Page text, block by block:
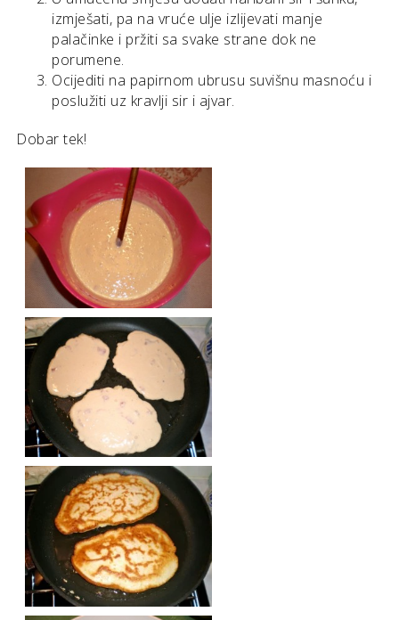
izmješati, pa na vruće ulje izlijevati manje
palačinke i pržiti sa svake strane dok ne
porumene.
Ocijediti na papirnom ubrusu suvišnu masnoću i
poslužiti uz kravlji sir i ajvar.
Dobar tek!